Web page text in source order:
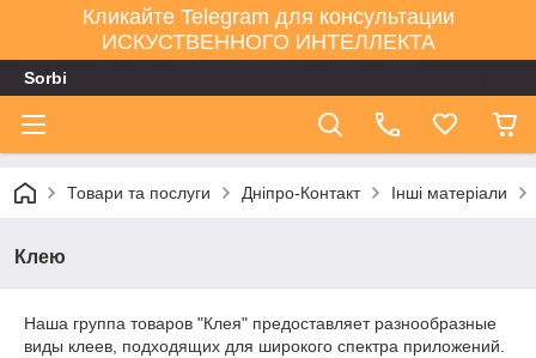
Кликайте Telegram для консультации
ИСКУСТВЕННОГО ИНТЕЛЛЕКТА
Sorbi
Товари та послуги Дніпро-Контакт Інші матеріали
Клею
Наша группа товаров "Клея" предоставляет разнообразные
виды клеев, подходящих для широкого спектра приложений.